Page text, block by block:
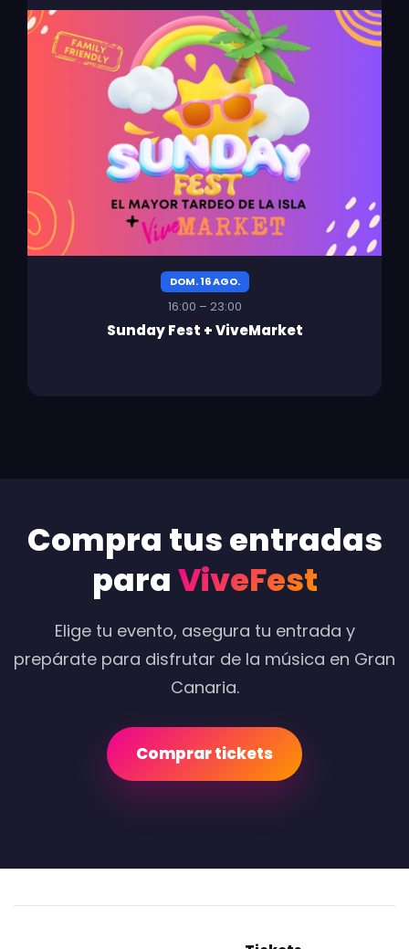
DOM. 16 AGO.
16:00 – 23:00
Sunday Fest + ViveMarket
Compra tus entradas
paraViveFest
Elige tu evento, asegura tu entrada y
prepárate para disfrutar de la música en Gran
Canaria.
Comprar tickets